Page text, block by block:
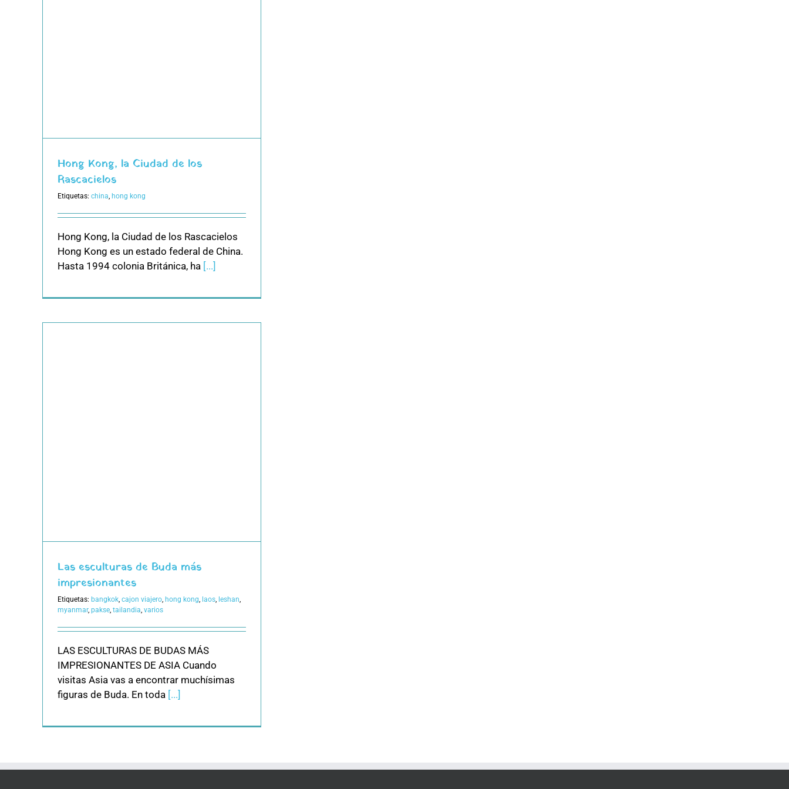
Hong Kong, la Ciudad de los
Rascacielos
Etiquetas: china, hong kong
Hong Kong, la Ciudad de los Rascacielos
Hong Kong es un estado federal de China.
Hasta 1994 colonia Británica, ha [...]
Las esculturas de Buda más
impresionantes
Etiquetas: bangkok cajon viajero hong kong laos leshan
myanmar, pakse tailandia varios
LAS ESCULTURAS DE BUDAS MÁS
IMPRESIONANTES DE ASIA Cuando
visitas Asia vas a encontrar muchísimas
figuras de Buda. En toda [...]